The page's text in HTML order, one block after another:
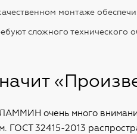
монтаже
сложного технического
очень много
ГОСТ 32415-2013